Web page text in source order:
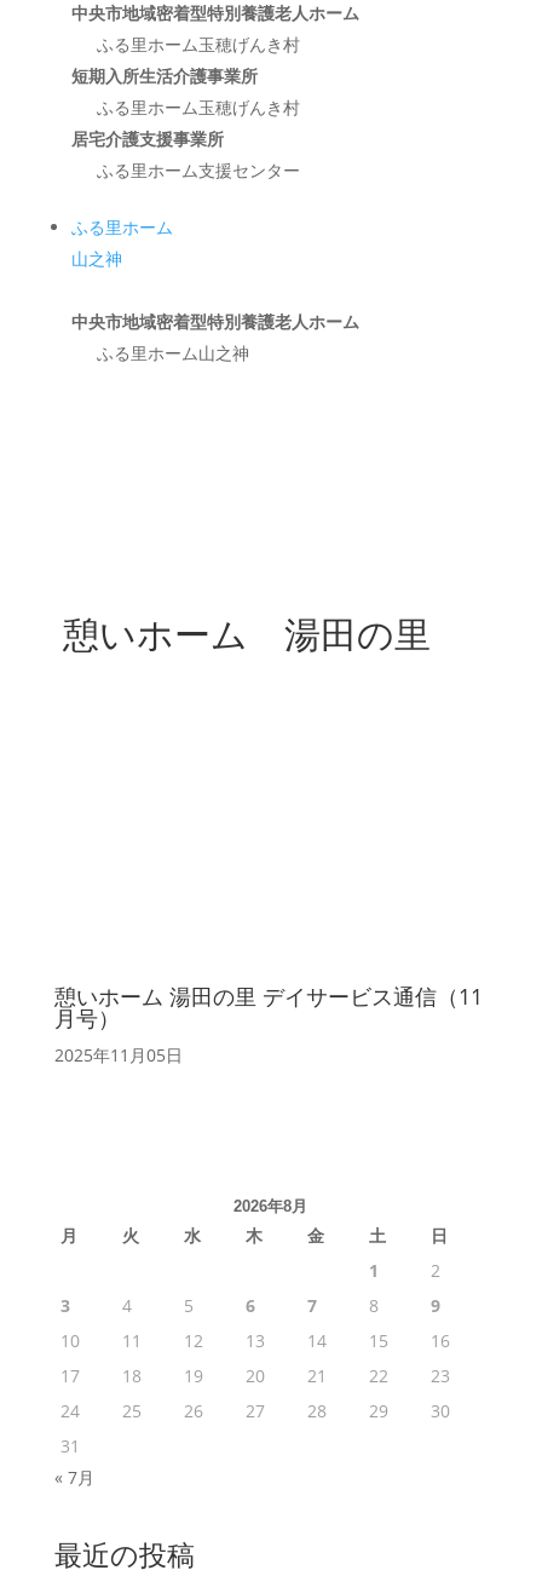
中央市地域密着型特別養護老人ホーム
ふる里ホーム玉穂げんき村
短期入所生活介護事業所
ふる里ホーム玉穂げんき村
居宅介護支援事業所
ふる里ホーム支援センター
ふる里ホーム
山之神
中央市地域密着型特別養護老人ホーム
ふる里ホーム山之神
憩いホーム 湯田の里
憩いホーム 湯田の里 デイサービス通信（11
月号）
2025年11月05日
2026年8月
月 火 水 木 金 土
日
1
2
3
4 5 6 7 8
9
10
11 12 13 14 15
16
17
18 19 20 21 22
23
24
25 26 27 28 29
30
31
« 7月
最近の投稿